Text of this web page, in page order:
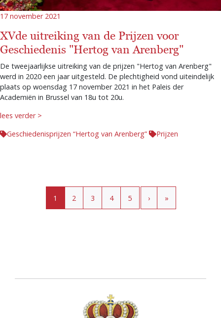
17 november 2021
XVde uitreiking van de Prijzen voor
Geschiedenis "Hertog van Arenberg"
De tweejaarlijkse uitreiking van de prijzen "Hertog van Arenberg"
werd in 2020 een jaar uitgesteld. De plechtigheid vond uiteindelijk
plaats op woensdag 17 november 2021 in het Paleis der
Academiën in Brussel van 18u tot 20u.
lees verder >
Geschiedenisprijzen “Hertog van Arenberg”
Prijzen
Huidige pagina
1 Pagina
2 Pagina
3 Pagina
4 Pagina
5 ›› »»